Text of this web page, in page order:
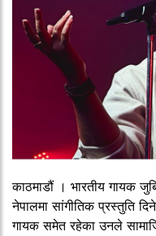
काठमाडौं । भारतीय गायक
नेपालमा सांगीतिक प्रस्तुति
गायक समेत रहेका उनले